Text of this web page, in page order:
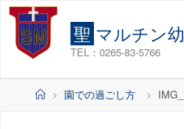
コ
聖 マルチン
TEL：0265-83-5766
ホ
園での過ごし方